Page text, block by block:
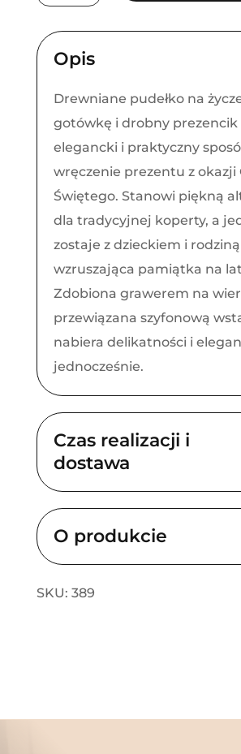
na
Chrzest
Święty
dziewczynki
Opis
Drewniane pudełko na
gotówkę i drobny prezencik
elegancki i praktyczny
wręczenie prezentu z okazji
Świętego. Stanowi piękną
dla tradycyjnej koperty, a
zostaje z dzieckiem i
wzruszająca pamiątka na
Zdobiona grawerem na
przewiązana szyfonową
nabiera delikatności i
jednocześnie.
Czas realizacji i
dostawa
O produkcie
SKU: 389